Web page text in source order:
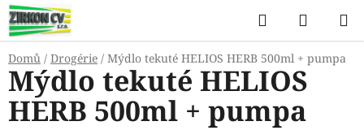
Přejít
na
obsah
Hledat
KOŠÍK
Domů / Drogérie / Mýdlo tekuté HELIOS HERB 500ml + pumpa
Mýdlo tekuté HELIOS
HERB 500ml + pumpa